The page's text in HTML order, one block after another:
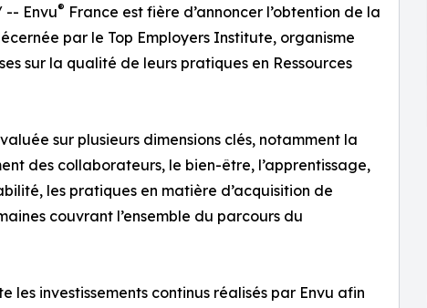
-- Envu® France est fière d’annoncer l’obtention de la
par le Top Employers Institute, organisme
sur la qualité de leurs pratiques en Ressources
sur plusieurs dimensions clés, notamment la
des collaborateurs, le bien-être, l’apprentissage,
les pratiques en matière d’acquisition de
couvrant l’ensemble du parcours du
investissements continus réalisés par Envu afin